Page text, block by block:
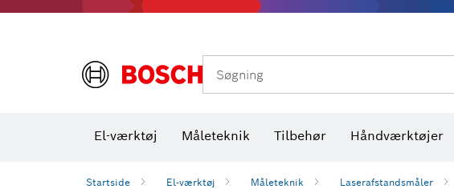
Søgning
El-værktøj Måleteknik Tilbehør Håndværktøjer
Startside El-værktøj Måleteknik Laserafstandsmåler